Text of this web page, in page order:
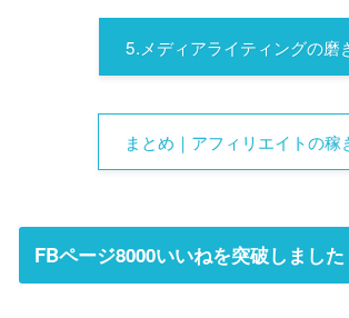
5.メディアライティングの磨
まとめ｜アフィリエイトの稼
FBページ8000いいねを突破しました